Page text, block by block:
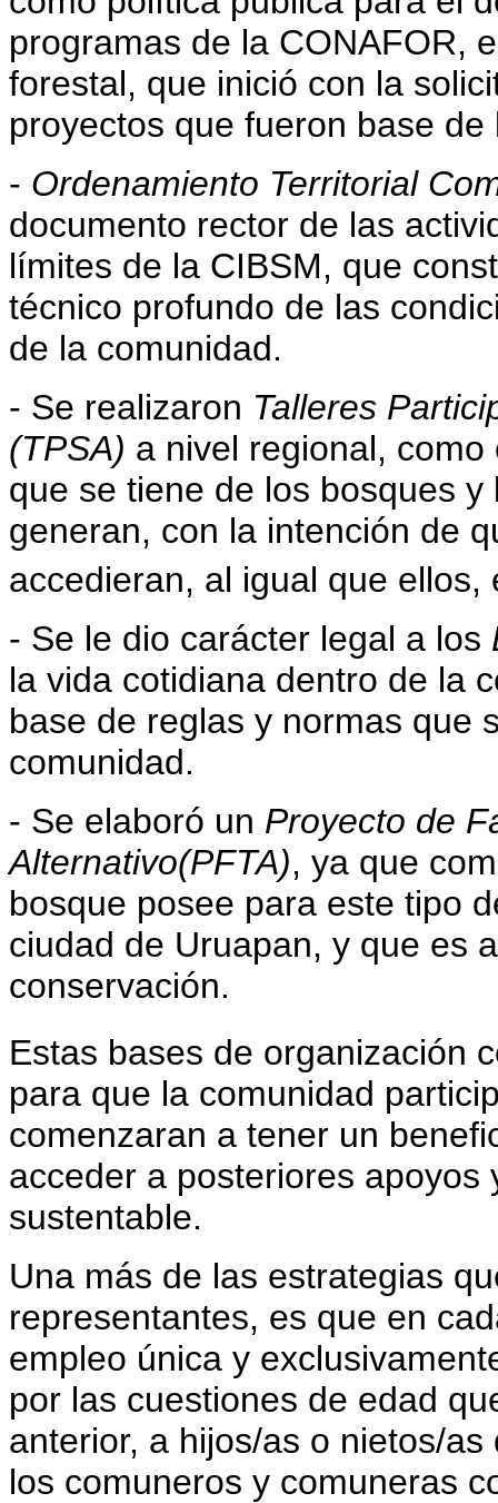
programas de la CONAFOR,
forestal, que inició con la
proyectos que fueron base
- Ordenamiento Territorial
documento rector de las
límites de la CIBSM, que
técnico profundo de las
de la comunidad.
- Se realizaron Talleres
(TPSA) a nivel regional,
que se tiene de los bosques
generan, con la intención de
accedieran, al igual que ellos,
- Se le dio carácter legal a los
la vida cotidiana dentro de la
base de reglas y normas que
comunidad.
- Se elaboró un Proyecto de
Alternativo(PFTA), ya que
bosque posee para este tipo
ciudad de Uruapan, y que es
conservación.
Estas bases de organización
para que la comunidad
comenzaran a tener un
acceder a posteriores
sustentable.
Una más de las estrategias
representantes, es que en
empleo única y
por las cuestiones de edad
anterior, a hijos/as o nietos/
los comuneros y comuneras